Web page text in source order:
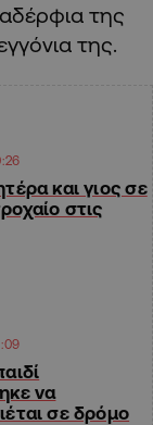
της
της.
και γιος σε
στις
να
σε δρόμο